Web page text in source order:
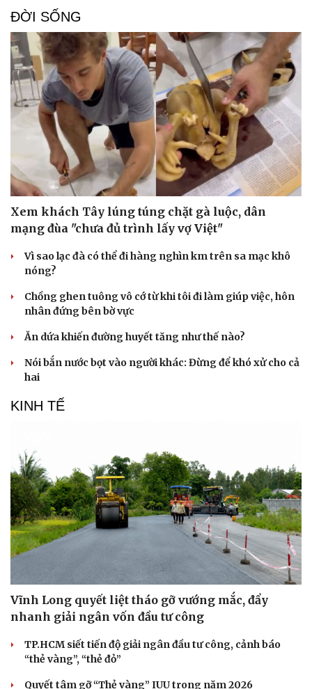
Doanh nghiệp
Thông tin doanh nghiệp
Doanh nghiệp 24h
Vì cộng đồng
Công nghệ
Sành điệu
Tin Công nghệ
Chuyển đổi số
ĐỜI SỐNG
Xem khách Tây lúng túng chặt gà luộc, dân
mạng đùa "chưa đủ trình lấy vợ Việt"
Vì sao lạc đà có thể đi hàng nghìn km trên sa mạc khô
nóng?
Chồng ghen tuông vô cớ từ khi tôi đi làm giúp việc, hôn
nhân đứng bên bờ vực
Ăn dứa khiến đường huyết tăng như thế nào?
Nói bắn nước bọt vào người khác: Đừng để khó xử cho cả
hai
KINH TẾ
Vĩnh Long quyết liệt tháo gỡ vướng mắc, đẩy
nhanh giải ngân vốn đầu tư công
TP.HCM siết tiến độ giải ngân đầu tư công, cảnh báo
“thẻ vàng”, “thẻ đỏ”
Quyết tâm gỡ “Thẻ vàng” IUU trong năm 2026